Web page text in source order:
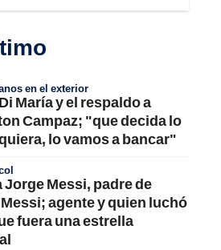
en el exterior
María y el respaldo a
Campaz; "que decida lo
lo vamos a bancar"
Jorge Messi, padre de
agente y quien luchó
fuera una estrella